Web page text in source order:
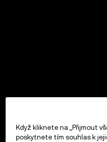
Když kliknete na „Přijmout
poskytnete tím souhlas k